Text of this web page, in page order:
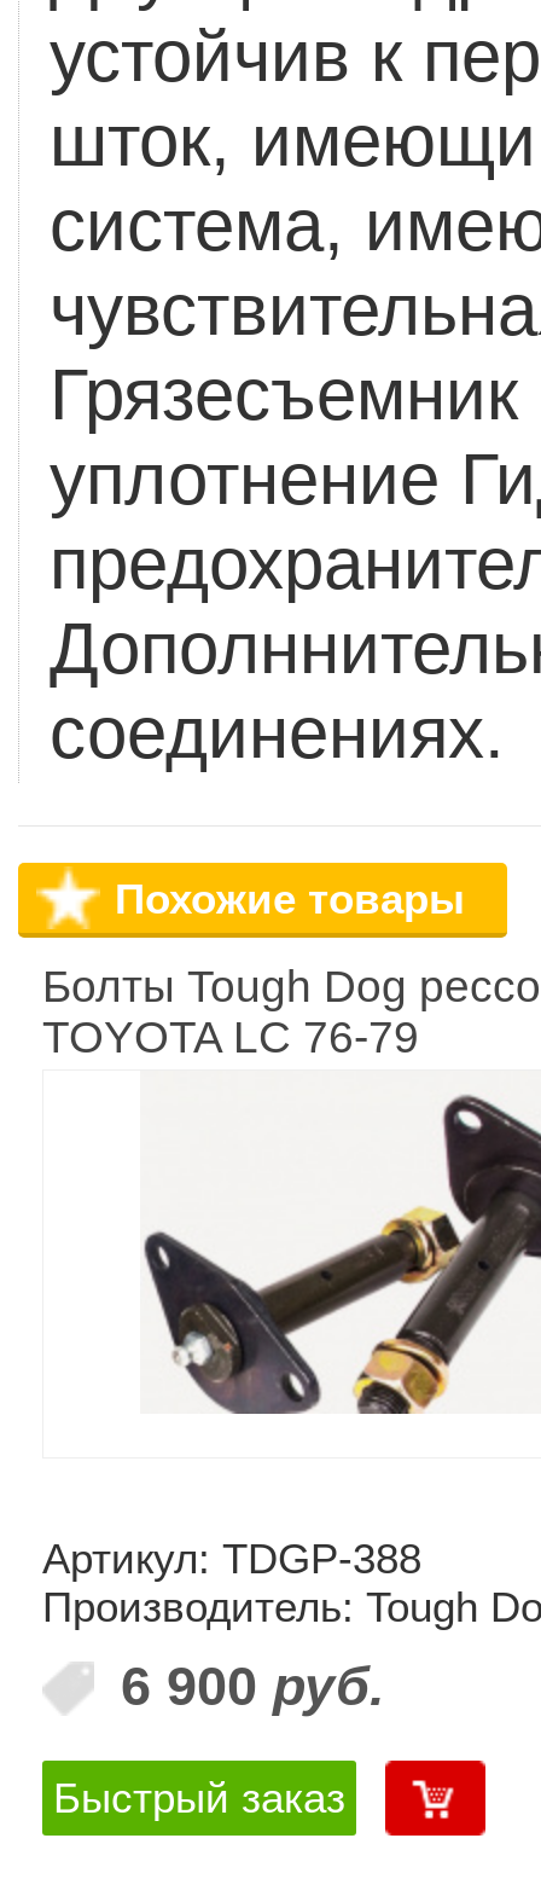
устойчив к
шток,
система,
уплотнение
соединениях.
Похожие товары
Болты Tough Dog
TOYOTA LС 76-79
Артикул: TDGP-388
Производитель: Tough
6 900 руб.
Быстрый заказ